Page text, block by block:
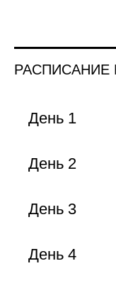
РАСПИСАНИЕ
День 1
День 2
День 3
День 4